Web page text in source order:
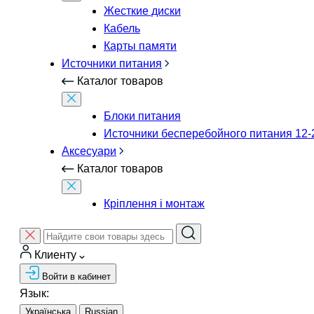
Жесткие диски
Кабель
Карты памяти
Источники питания
Каталог товаров
Блоки питания
Источники бесперебойного питания
Аксесуари
Каталог товаров
Кріплення і монтаж
Клиенту
Войти в кабинет
Язык:
Українська Russian